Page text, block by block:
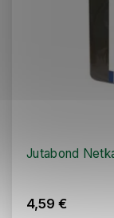
Jutabond
4,59 €